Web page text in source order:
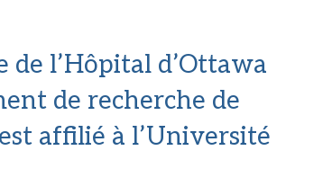
de l’Hôpital d’Ottawa
de recherche de
affilié à l’Université